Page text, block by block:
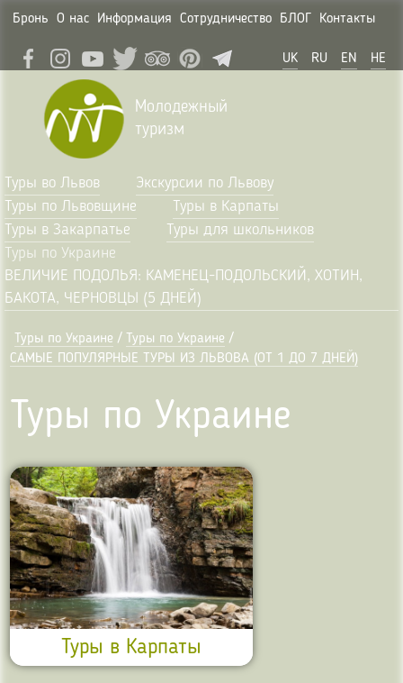
Бронь О нас Информация Сотрудничество БЛОГ Контакты
UK RU EN HE
Молодежный
туризм
Туры во Львов
Экскурсии по Львову
Туры по Львовщине
Туры в Карпаты
Туры в Закарпатье
Туры для школьников
Туры по Украине
ВЕЛИЧИЕ ПОДОЛЬЯ: КАМЕНЕЦ-ПОДОЛЬСКИЙ, ХОТИН,
БАКОТА, ЧЕРНОВЦЫ (5 ДНЕЙ)
Туры по Украине / Туры по Украине /
САМЫЕ ПОПУЛЯРНЫЕ ТУРЫ ИЗ ЛЬВОВА (ОТ 1 ДО 7 ДНЕЙ)
Туры по Украине
Туры в Карпаты